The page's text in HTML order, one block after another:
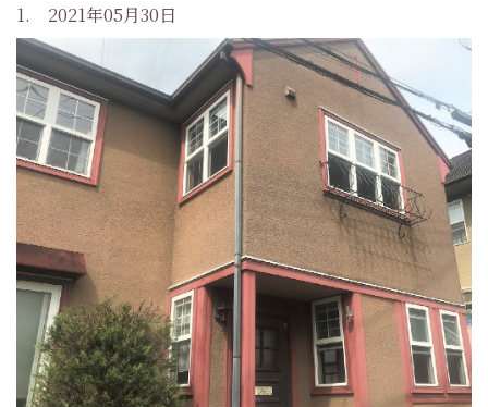
1. 2021年05月30日